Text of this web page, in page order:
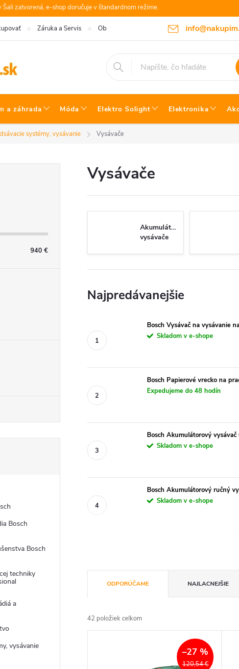
zatvorená, e-shop doručuje v štandardnom režime.
Záruka a Servis Obchodné podmienky Platby a Doprava
a záhrada Móda Elektro Solight Elektronika
systémy, vysávanie Vysávače
940 €
Bosch
Bosch
techniky
a
vysávanie
Vysávače
Akumulátorové
vysávače
Najpredávanejšie
Bosch Vysávač na vysávanie
Skladom v e-shope
Bosch Papierové vrecko na
Expedujeme do 48 hodín
Bosch Akumulátorový
Skladom v e-shope
Bosch Akumulátorový ručný
Skladom v e-shope
a
d
ODPORÚČAME NAJLACNEJŠIE
42 položiek celkom
120,54 €
–27 %